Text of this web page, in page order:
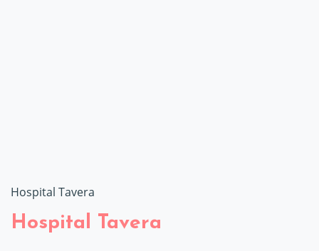
Hospital Tavera
Hospital Tavera